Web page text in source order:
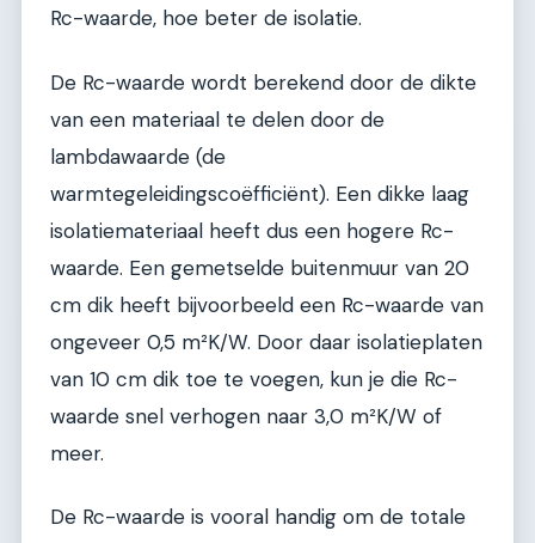
Rc-waarde, hoe beter de isolatie.
De Rc-waarde wordt berekend door de dikte
van een materiaal te delen door de
lambdawaarde (de
warmtegeleidingscoëfficiënt). Een dikke laag
isolatiemateriaal heeft dus een hogere Rc-
waarde. Een gemetselde buitenmuur van 20
cm dik heeft bijvoorbeeld een Rc-waarde van
ongeveer 0,5 m²K/W. Door daar isolatieplaten
van 10 cm dik toe te voegen, kun je die Rc-
waarde snel verhogen naar 3,0 m²K/W of
meer.
De Rc-waarde is vooral handig om de totale